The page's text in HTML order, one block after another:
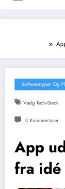
Softwaretyper Og
Vælg Tech-Stack
0 Kommentarer
App
fra